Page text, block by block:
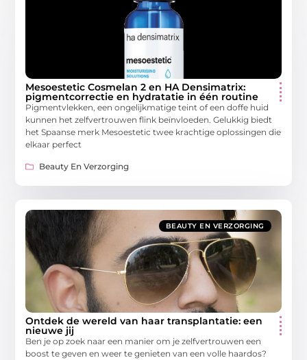
Mesoestetic Cosmelan 2 en HA Densimatrix:
pigmentcorrectie en hydratatie in één routine
Pigmentvlekken, een ongelijkmatige teint of een doffe huid
kunnen het zelfvertrouwen flink beïnvloeden. Gelukkig biedt
het Spaanse merk Mesoestetic twee krachtige oplossingen die
elkaar perfect
Beauty En Verzorging
BEAUTY EN VERZORGING
Ontdek de wereld van haar transplantatie: een
nieuwe jij
Ben je op zoek naar een manier om je zelfvertrouwen een
boost te geven en weer te genieten van een volle haardos?